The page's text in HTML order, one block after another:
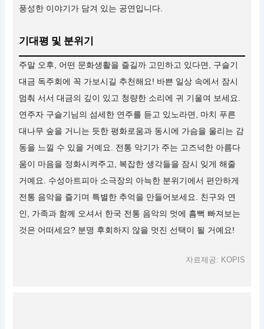
풍성한 이야기가 담겨 있는 공연입니다.
기대평 및 분위기
주말 오후, 어떤 문화생활을 즐길까 고민하고 있다면, 구슬기
대금 독주회에 꼭 가보시길 추천해요! 바쁜 일상 속에서 잠시
멈춰 서서 대금의 깊이 있고 청량한 소리에 귀 기울여 보세요.
연주자 구슬기님의 섬세한 연주를 듣고 있노라면, 마치 푸른
대나무 숲을 거니는 듯한 평화로움과 동시에 가슴을 울리는 감
동을 느낄 수 있을 거예요. 전통 악기가 주는 고즈넉한 아름다
움이 마음을 정화시켜주고, 복잡한 생각들을 잠시 잊게 해줄
거예요. 수성아트피아 소극장의 아늑한 분위기에서 편안하게
전통 음악을 즐기며 특별한 추억을 만들어보세요. 친구와 연
인, 가족과 함께 오셔서 한국 전통 음악의 멋에 흠뻑 빠져보는
것은 어떠세요? 분명 후회하지 않을 멋진 선택이 될 거예요!
자료제공: KOPIS